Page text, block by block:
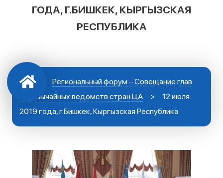
ГОДА, Г.БИШКЕК, КЫРГЫЗСКАЯ
РЕСПУБЛИКА
Региональный форум – Совещание глав
чрезвычайных ведомств стран ЦА
>
12 июля
2019 года, г.Бишкек, Кыргызская Республика